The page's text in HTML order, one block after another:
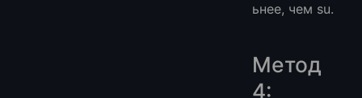
ьнее, чем su.
Метод
4: